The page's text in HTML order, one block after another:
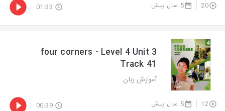
20 5 سال پیش 01:33
four corners - Level 4 Unit 3
Track 41
آموزش زبان
12 5 سال پیش 00:39